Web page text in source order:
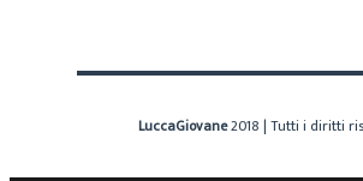
LuccaGiovane2018 | Tutti i diritti